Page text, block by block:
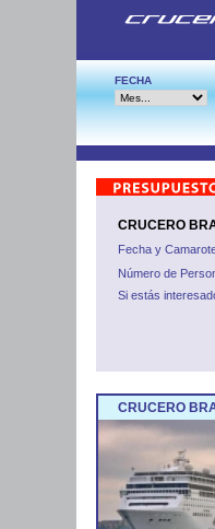
FECHA
CRUCERO
Fecha y
Número de
Si estás
CRUCERO